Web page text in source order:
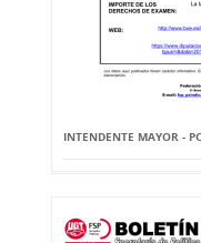
INTENDENTE MAYOR -